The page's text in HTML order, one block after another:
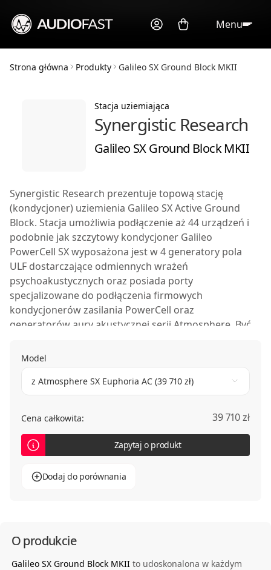
Menu
Strona główna Produkty Galileo SX Ground Block MKII
Stacja uziemiająca
Synergistic Research
Galileo SX Ground Block MKII
Synergistic Research prezentuje topową stację
(kondycjoner) uziemienia Galileo SX Active Ground
Block. Stacja umożliwia podłączenie aż 44 urządzeń i
podobnie jak szczytowy kondycjoner Galileo
PowerCell SXwyposażona jest w 4 generatory pola
ULF dostarczające odmiennych wrażeń
psychoakustycznych oraz posiada porty
specjalizowane do podłączenia firmowych
kondycjonerów zasilania PowerCell oraz
generatorów aury akustycznej serii Atmosphere . Być
ale najważniejsze że działa! Po włączeniu urządzenia
w system, spada poziom szumów, dźwięk staje się
bardziej dynamiczny i rozdzielczy a odbiór muzyki
bardziej wciągający.
Model
z Atmosphere SX Euphoria AC (39 710 zł)
Cena całkowita: 39 710 zł
Zapytaj o produkt
Dodaj do porównania
O produkcie
Galileo SX Ground Block MKIIto udoskonalona w każdym